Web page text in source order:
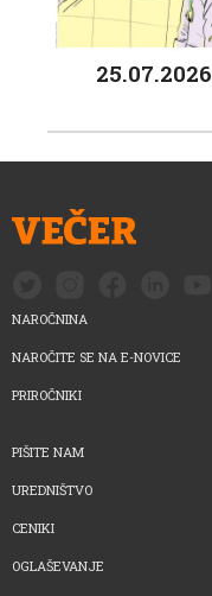
25.07.2026
NAROČNINA
NAROČITE SE NA E-NOVICE
PRIROČNIKI
PIŠITE NAM
UREDNIŠTVO
CENIKI
OGLAŠEVANJE